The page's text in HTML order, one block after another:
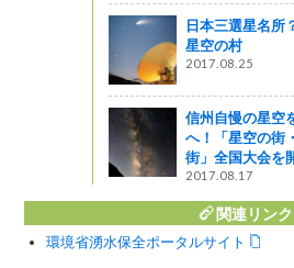
日本三選星名
星空の村
2017.08.25
信州自慢の星空
へ！「星空の街
街」全国大会を
2017.08.17
関連リンク
環境省湧水保全ポータルサイト